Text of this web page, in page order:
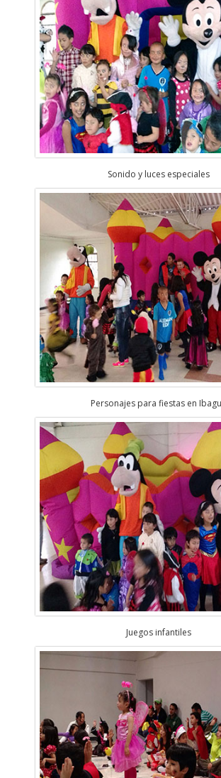
Sonido y luces especiales
Personajes para fiestas en
Juegos infantiles